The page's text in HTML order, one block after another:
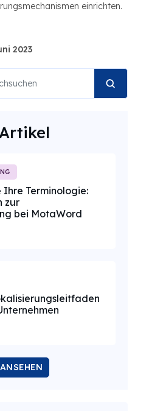
einrichten.
2023
Ihre Terminologie:
zur
bei MotaWord